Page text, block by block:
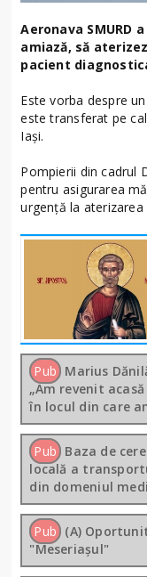
Aeronava SMURD
amiază, să
pacient
Este vorba despre
este transferat pe
Iași.
Pompierii din cadrul
pentru asigurarea
urgență la aterizarea
Pub Marius
„Am revenit
în locul din care
Pub Baza de
locală a
din domeniul
Pub (A)
"Meseriașul"